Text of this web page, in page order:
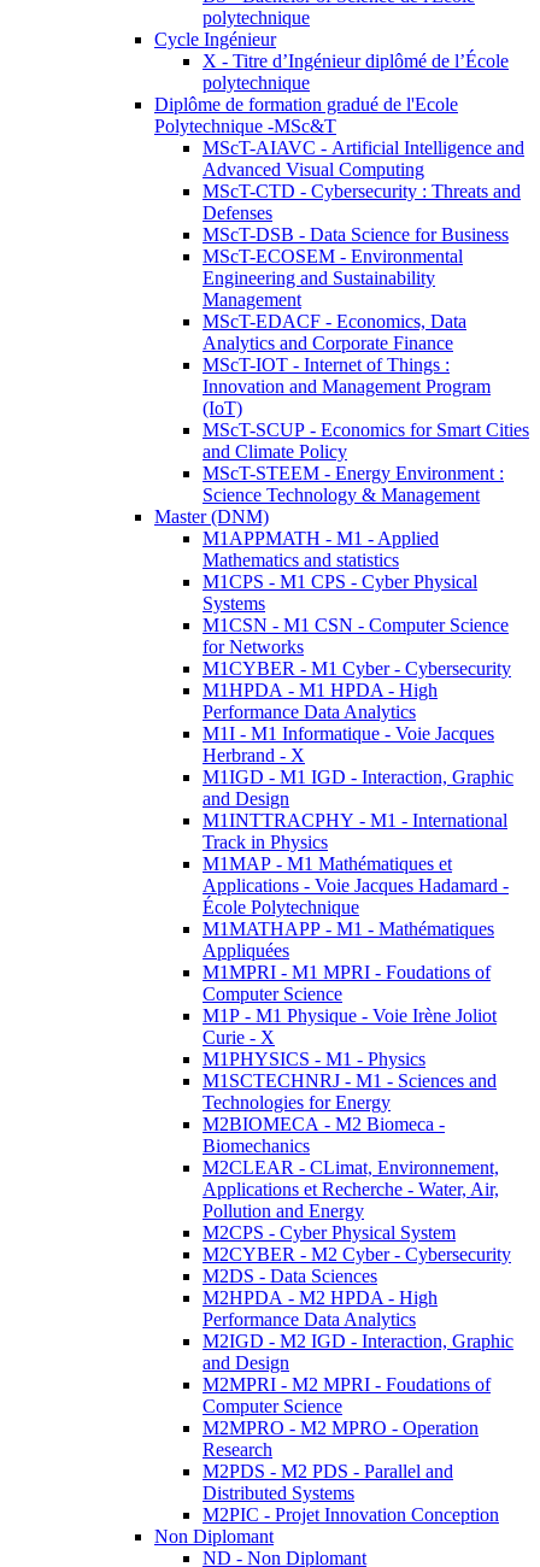
polytechnique
Cycle Ingénieur
X - Titre d’Ingénieur diplômé de l’École
polytechnique
Diplôme de formation gradué de l'Ecole
Polytechnique -MSc&T
MScT-AIAVC - Artificial Intelligence and
Advanced Visual Computing
MScT-CTD - Cybersecurity : Threats and
Defenses
MScT-DSB - Data Science for Business
MScT-ECOSEM - Environmental
Engineering and Sustainability
Management
MScT-EDACF - Economics, Data
Analytics and Corporate Finance
MScT-IOT - Internet of Things :
Innovation and Management Program
(IoT)
MScT-SCUP - Economics for Smart Cities
and Climate Policy
MScT-STEEM - Energy Environment :
Science Technology & Management
Master (DNM)
M1APPMATH - M1 - Applied
Mathematics and statistics
M1CPS - M1 CPS - Cyber Physical
Systems
M1CSN - M1 CSN - Computer Science
for Networks
M1CYBER - M1 Cyber - Cybersecurity
M1HPDA - M1 HPDA - High
Performance Data Analytics
M1I - M1 Informatique - Voie Jacques
Herbrand - X
M1IGD - M1 IGD - Interaction, Graphic
and Design
M1INTTRACPHY - M1 - International
Track in Physics
M1MAP - M1 Mathématiques et
Applications - Voie Jacques Hadamard -
École Polytechnique
M1MATHAPP - M1 - Mathématiques
Appliquées
M1MPRI - M1 MPRI - Foudations of
Computer Science
M1P - M1 Physique - Voie Irène Joliot
Curie - X
M1PHYSICS - M1 - Physics
M1SCTECHNRJ - M1 - Sciences and
Technologies for Energy
M2BIOMECA - M2 Biomeca -
Biomechanics
M2CLEAR - CLimat, Environnement,
Applications et Recherche - Water, Air,
Pollution and Energy
M2CPS - Cyber Physical System
M2CYBER - M2 Cyber - Cybersecurity
M2DS - Data Sciences
M2HPDA - M2 HPDA - High
Performance Data Analytics
M2IGD - M2 IGD - Interaction, Graphic
and Design
M2MPRI - M2 MPRI - Foudations of
Computer Science
M2MPRO - M2 MPRO - Operation
Research
M2PDS - M2 PDS - Parallel and
Distributed Systems
M2PIC - Projet Innovation Conception
Non Diplomant
ND - Non Diplomant